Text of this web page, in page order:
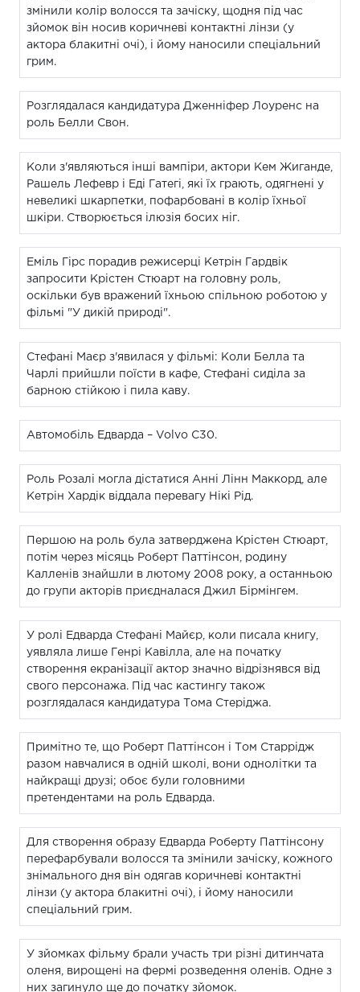
змінили колір волосся та зачіску, щодня під час
зйомок він носив коричневі контактні лінзи (у
актора блакитні очі), і йому наносили спеціальний
грим.
Розглядалася кандидатура Дженніфер Лоуренс на
роль Белли Свон.
Коли з'являються інші вампіри, актори Кем Жиганде,
Рашель Лефевр і Еді Гатегі, які їх грають, одягнені у
невеликі шкарпетки, пофарбовані в колір їхньої
шкіри. Створюється ілюзія босих ніг.
Еміль Гірс порадив режисерці Кетрін Гардвік
запросити Крістен Стюарт на головну роль,
оскільки був вражений їхньою спільною роботою у
фільмі "У дикій природі".
Стефані Маєр з'явилася у фільмі: Коли Белла та
Чарлі прийшли поїсти в кафе, Стефані сиділа за
барною стійкою і пила каву.
Автомобіль Едварда – Volvo C30.
Роль Розалі могла дістатися Анні Лінн Маккорд, але
Кетрін Хардік віддала перевагу Нікі Рід.
Першою на роль була затверджена Крістен Стюарт,
потім через місяць Роберт Паттінсон, родину
Калленів знайшли в лютому 2008 року, а останньою
до групи акторів приєдналася Джил Бірмінгем.
У ролі Едварда Стефані Майєр, коли писала книгу,
уявляла лише Генрі Кавілла, але на початку
створення екранізації актор значно відрізнявся від
свого персонажа. Під час кастингу також
розглядалася кандидатура Тома Стеріджа.
Примітно те, що Роберт Паттінсон і Том Старрідж
разом навчалися в одній школі, вони однолітки та
найкращі друзі; обоє були головними
претендентами на роль Едварда.
Для створення образу Едварда Роберту Паттінсону
перефарбували волосся та змінили зачіску, кожного
знімального дня він одягав коричневі контактні
лінзи (у актора блакитні очі), і йому наносили
спеціальний грим.
У зйомках фільму брали участь три різні дитинчата
оленя, вирощені на фермі розведення оленів. Одне з
них загинуло ще до початку зйомок.